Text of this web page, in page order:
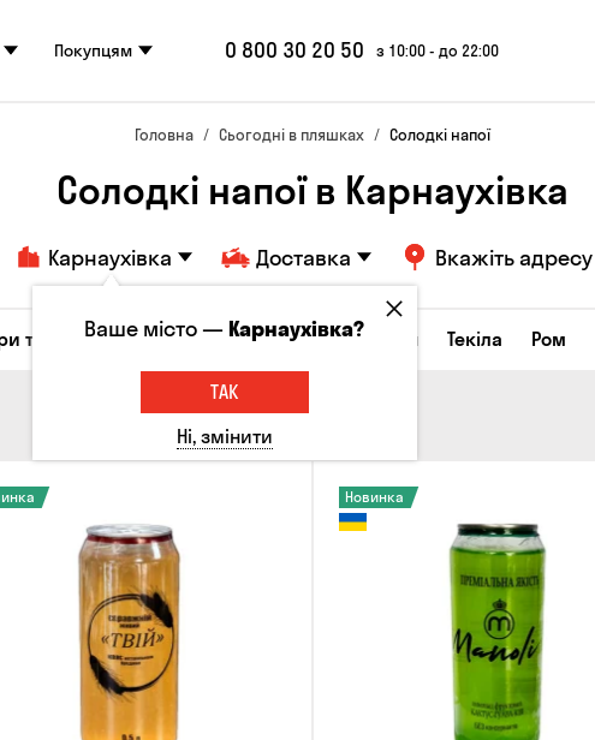
Покупцям 0 800 30 20 50 з 10:00 - до 22:00
Головна Сьогодні в пляшках Солодкі напої
Солодкі напої в Карнаухівка
Карнаухівка Доставка Вкажіть адресу
та настоянки Коньяки та бренді Джин Текіла Ром
Новинка
Ваше місто —Карнаухівка?
ТАК
Ні, змінити